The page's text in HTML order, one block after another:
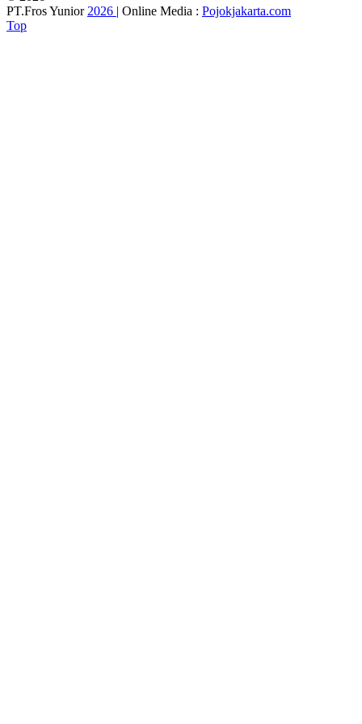
PT.Fros Yunior 2026 | Online Media : Pojokjakarta.com
Top